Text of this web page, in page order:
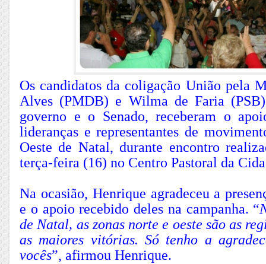
Os candidatos da coligação União pela
Alves (PMDB) e Wilma de Faria
governo e o Senado, receberam o
lideranças e representantes de
Oeste de Natal, durante encontro
terça-feira (16) no Centro Pastoral da
Na ocasião, Henrique agradeceu a
e o apoio recebido deles na campanha. “
de Natal, as zonas norte e oeste são as
as maiores vitórias. Só tenho a
vocês”, afirmou Henrique.